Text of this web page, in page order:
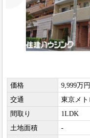
価格
9,999万円
交通
東京メ
間取り
1LDK
土地面積
-